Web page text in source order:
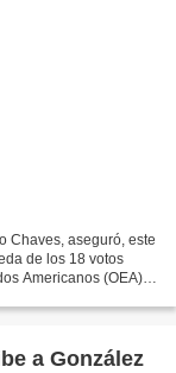
Chaves, aseguró, este
de los 18 votos
Americanos (OEA)
a González